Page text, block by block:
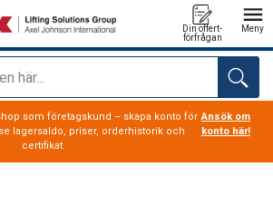
Din offert-
förfrågan
Meny
som företagskund – skapa konto för
lagersaldo, priser, orderhistorik och
certifikat.
Ansök om
konto här!